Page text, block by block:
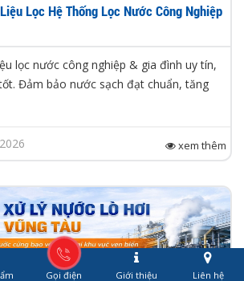
Lọc Hệ Thống Lọc Nước Công Nghiệp
lọc nước công nghiệp & gia đình uy tín,
Đảm bảo nước sạch đạt chuẩn, tăng
xem thêm
Gọi điện Giới thiệu Liên hệ